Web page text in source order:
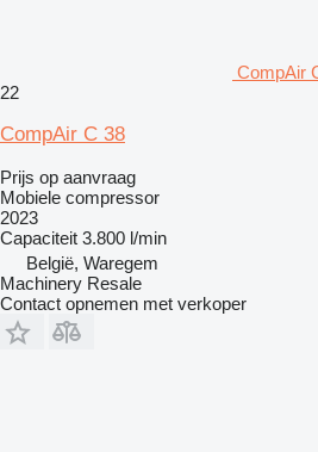
CompAir
22
CompAir C 38
Prijs op aanvraag
Mobiele compressor
2023
Capaciteit 3.800 l/min
België, Waregem
Machinery Resale
Contact opnemen met verkoper